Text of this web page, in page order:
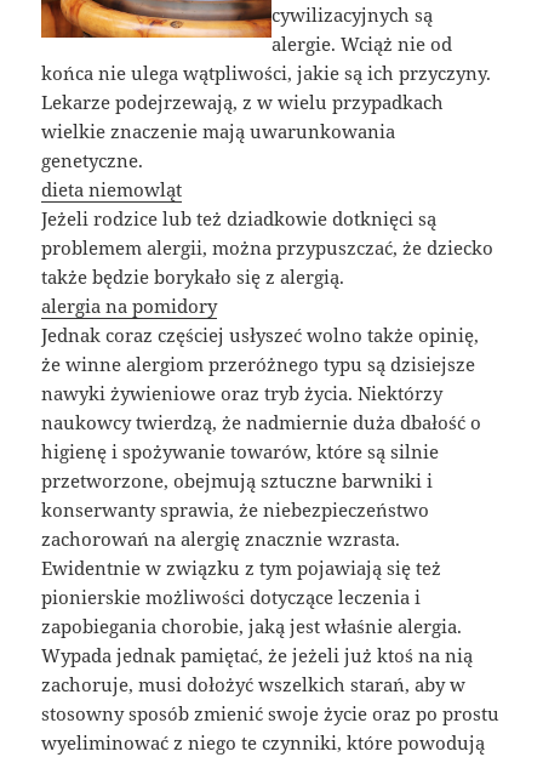
cywilizacyjnych są
alergie. Wciąż nie od
końca nie ulega wątpliwości, jakie są ich przyczyny.
Lekarze podejrzewają, z w wielu przypadkach
wielkie znaczenie mają uwarunkowania
genetyczne.
dieta niemowląt
Jeżeli rodzice lub też dziadkowie dotknięci są
problemem alergii, można przypuszczać, że dziecko
także będzie borykało się z alergią.
alergia na pomidory
Jednak coraz częściej usłyszeć wolno także opinię,
że winne alergiom przeróżnego typu są dzisiejsze
nawyki żywieniowe oraz tryb życia. Niektórzy
naukowcy twierdzą, że nadmiernie duża dbałość o
higienę i spożywanie towarów, które są silnie
przetworzone, obejmują sztuczne barwniki i
konserwanty sprawia, że niebezpieczeństwo
zachorowań na alergię znacznie wzrasta.
Ewidentnie w związku z tym pojawiają się też
pionierskie możliwości dotyczące leczenia i
zapobiegania chorobie, jaką jest właśnie alergia.
Wypada jednak pamiętać, że jeżeli już ktoś na nią
zachoruje, musi dołożyć wszelkich starań, aby w
stosowny sposób zmienić swoje życie oraz po prostu
wyeliminować z niego te czynniki, które powodują